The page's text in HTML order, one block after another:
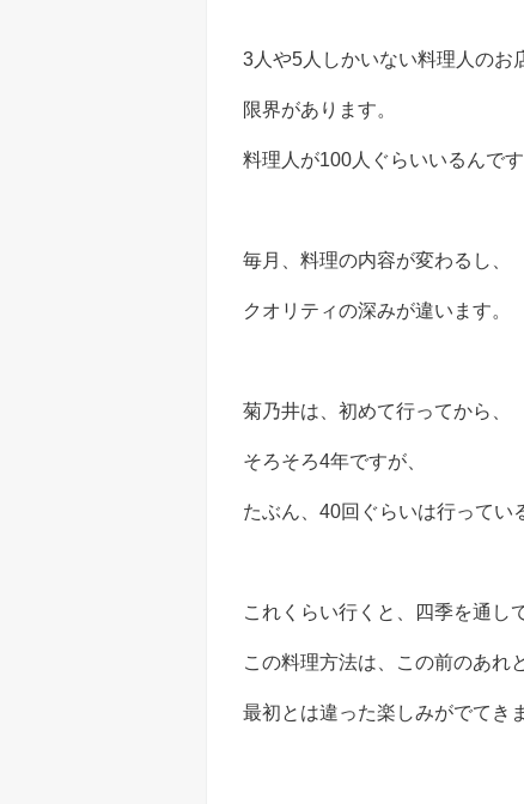
3人や5人しかいない料理人のお
限界があります。
料理人が100人ぐらいいるんです
毎月、料理の内容が変わるし、
クオリティの深みが違います。
菊乃井は、初めて行ってから、
そろそろ4年ですが、
たぶん、40回ぐらいは行ってい
これくらい行くと、四季を通し
この料理方法は、この前のあれ
最初とは違った楽しみがでてき